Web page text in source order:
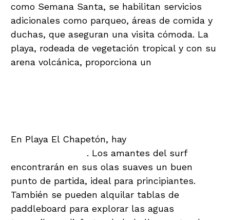
como Semana Santa, se habilitan servicios
adicionales como parqueo, áreas de comida y
duchas, que aseguran una visita cómoda. La
playa, rodeada de vegetación tropical y con su
arena volcánica, proporciona un
En Playa El Chapetón, hay
. Los amantes del surf
encontrarán en sus olas suaves un buen
punto de partida, ideal para principiantes.
También se pueden alquilar tablas de
paddleboard para explorar las aguas